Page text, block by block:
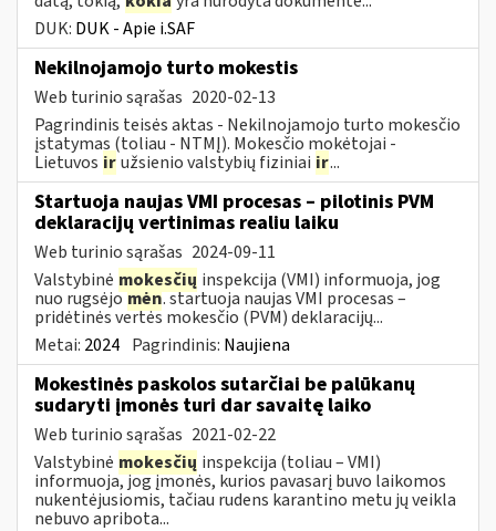
DUK: DUK - Apie i.SAF
Nekilnojamojo turto mokestis
Web turinio sąrašas 2020-02-13
Pagrindinis teisės aktas - Nekilnojamojo turto mokesčio
įstatymas (toliau - NTMĮ). Mokesčio mokėtojai -
Lietuvos iružsienio valstybių fiziniai ir...
Startuoja naujas VMI procesas – pilotinis PVM
deklaracijų vertinimas realiu laiku
Web turinio sąrašas 2024-09-11
Valstybinė mokesčių inspekcija (VMI) informuoja, jog
nuo rugsėjomėn. startuoja naujas VMI procesas –
pridėtinės vertės mokesčio (PVM) deklaracijų...
Metai: 2024 Pagrindinis: Naujiena
Mokestinės paskolos sutarčiai be palūkanų
sudaryti įmonės turi dar savaitę laiko
Web turinio sąrašas 2021-02-22
Valstybinė mokesčių inspekcija (toliau – VMI)
informuoja, jog įmonės, kurios pavasarį buvo laikomos
nukentėjusiomis, tačiau rudens karantino metu jų veikla
nebuvo apribota...